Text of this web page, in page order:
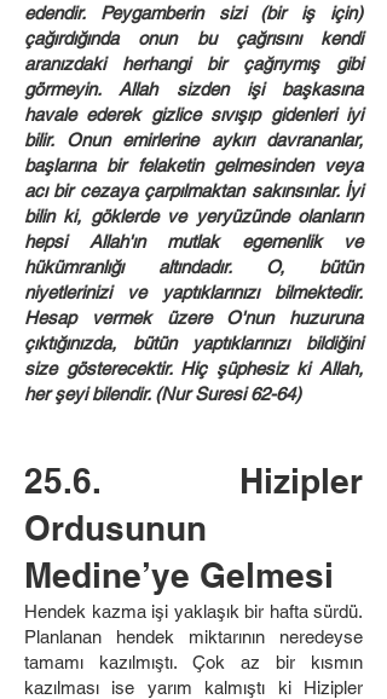
edendir. Peygamberin sizi (bir iş için)
çağırdığında onun bu çağrısını kendi
aranızdaki herhangi bir çağrıymış gibi
görmeyin. Allah sizden işi başkasına
havale ederek gizlice sıvışıp gidenleri iyi
bilir. Onun emirlerine aykırı davrananlar,
başlarına bir felaketin gelmesinden veya
acı bir cezaya çarpılmaktan sakınsınlar. İyi
bilin ki, göklerde ve yeryüzünde olanların
hepsi Allah'ın mutlak egemenlik ve
hükümranlığı altındadır. O, bütün
niyetlerinizi ve yaptıklarınızı bilmektedir.
Hesap vermek üzere O'nun huzuruna
çıktığınızda, bütün yaptıklarınızı bildiğini
size gösterecektir. Hiç şüphesiz ki Allah,
her şeyi bilendir. (Nur Suresi 62-64)
25.6. Hizipler
Ordusunun
Medine’ye Gelmesi
Hendek kazma işi yaklaşık bir hafta sürdü.
Planlanan hendek miktarının neredeyse
tamamı kazılmıştı. Çok az bir kısmın
kazılması ise yarım kalmıştı ki Hizipler